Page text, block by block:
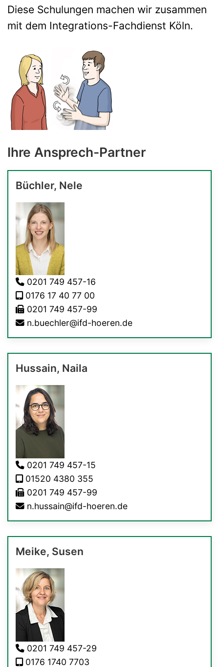
Diese Schulungen machen wir zusammen
mit dem Integrations-Fachdienst Köln.
Ihre Ansprech-Partner
Büchler, Nele
0201 749 457-16
0176 17 40 77 00
0201 749 457-99
n.buechler@ifd-hoeren.de
Hussain, Naila
0201 749 457-15
01520 4380 355
0201 749 457-99
n.hussain@ifd-hoeren.de
Meike, Susen
0201 749 457-29
0176 1740 7703